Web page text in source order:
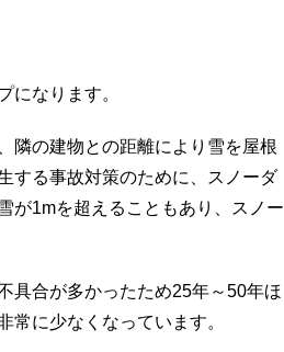
になります。
隣の建物との距離により雪を屋根
する事故対策のために、スノーダ
が1mを超えることもあり、スノー
具合が多かったため25年～50年ほ
常に少なくなっています。